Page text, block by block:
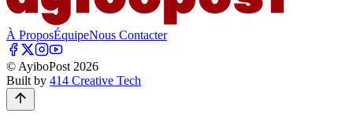
À ProposÉquipeNous Contacter
© AyiboPost 2026
Built by 414 Creative Tech